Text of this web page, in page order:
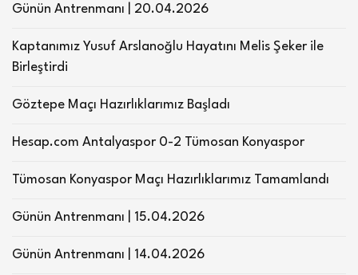
Günün Antrenmanı | 20.04.2026
Kaptanımız Yusuf Arslanoğlu Hayatını Melis Şeker ile
Birleştirdi
Göztepe Maçı Hazırlıklarımız Başladı
Hesap.com Antalyaspor 0-2 Tümosan Konyaspor
Tümosan Konyaspor Maçı Hazırlıklarımız Tamamlandı
Günün Antrenmanı | 15.04.2026
Günün Antrenmanı | 14.04.2026